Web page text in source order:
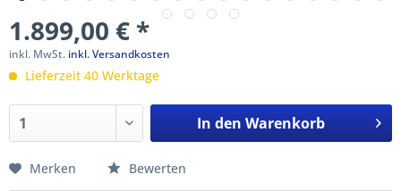
1.899,00 € *
inkl. MwSt. inkl. Versandkosten
Lieferzeit 40 Werktage
In den Warenkorb
Merken Bewerten